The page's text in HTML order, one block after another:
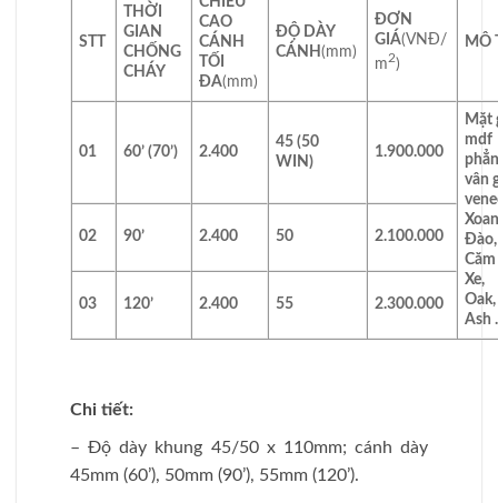
STT
THỜI
GIAN
CHỐNG
CHÁY
CAO
CÁNH
TỐI
ĐA(mm)
ĐỘ DÀY
CÁNH (mm)
ĐƠN
GIÁ(VNĐ/
m2)
MÔ
01 60’ (70’) 2.400
45 (50
WIN)
1.900.000
Mặt
mdf
vân
Xoan
Đào,
Căm
Xe,
Oak,
Ash
02 90’ 2.400 50 2.100.000
03 120’ 2.400 55 2.300.000
Chi tiết:
– Độ dày khung 45/50 x 110mm; cánh dày
45mm (60’), 50mm (90’), 55mm (120’).